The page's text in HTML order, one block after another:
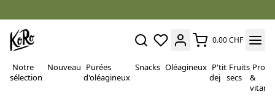
0.00 CHF
Notre
sélection
Nouveau Purées
d'oléagineux
Snacks Oléagineux P'tit
dej
Fruits
secs
&